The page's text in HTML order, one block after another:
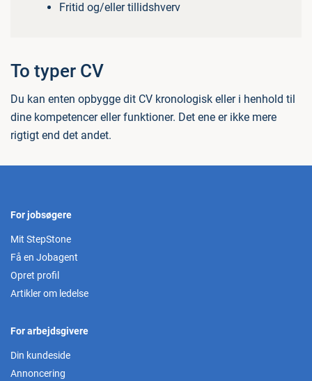
Fritid og/eller tillidshverv
To typer CV
Du kan enten opbygge dit CV kronologisk eller i henhold til
dine kompetencer eller funktioner. Det ene er ikke mere
rigtigt end det andet.
For jobsøgere
Mit StepStone
Få en Jobagent
Opret profil
Artikler om ledelse
For arbejdsgivere
Din kundeside
Annoncering